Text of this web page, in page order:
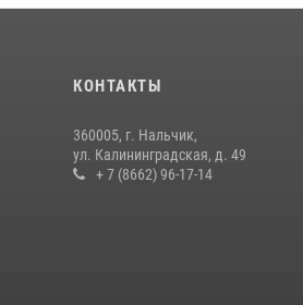
КОНТАКТЫ
360005, г. Нальчик,
ул. Калининградская, д. 49
+ 7 (8662) 96-17-14